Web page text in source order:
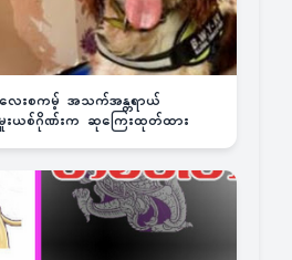
ေးစကမ့် အသက်အန္တရာယ်
မူးယစ်ဂိုဏ်းက ဆုကြေးထုတ်ထား